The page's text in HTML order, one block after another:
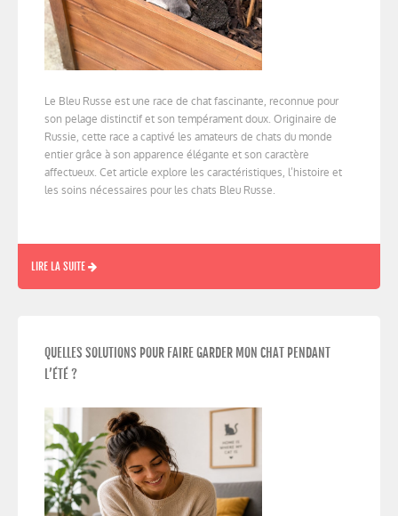
Le Bleu Russe est une race de chat fascinante, reconnue pour
son pelage distinctif et son tempérament doux. Originaire de
Russie, cette race a captivé les amateurs de chats du monde
entier grâce à son apparence élégante et son caractère
affectueux. Cet article explore les caractéristiques, l’histoire et
les soins nécessaires pour les chats Bleu Russe.
LIRE LA SUITE
QUELLES SOLUTIONS POUR FAIRE GARDER MON CHAT PENDANT
L’ÉTÉ ?